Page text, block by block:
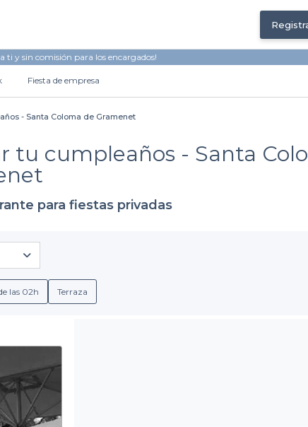
ti y sin comisión para los encargados!
Fiesta de empresa
- Santa Coloma de Gramenet
tu cumpleaños - Santa
para fiestas privadas
las 02h Terraza